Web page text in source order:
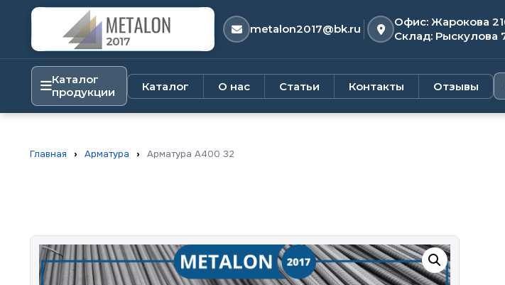
metalon2017@bk.ru
Офис: Жарокова
Склад: Рыскулова
Каталог
продукции
Каталог О нас Статьи Контакты Отзывы
Главная › Арматура › Арматура А400 32